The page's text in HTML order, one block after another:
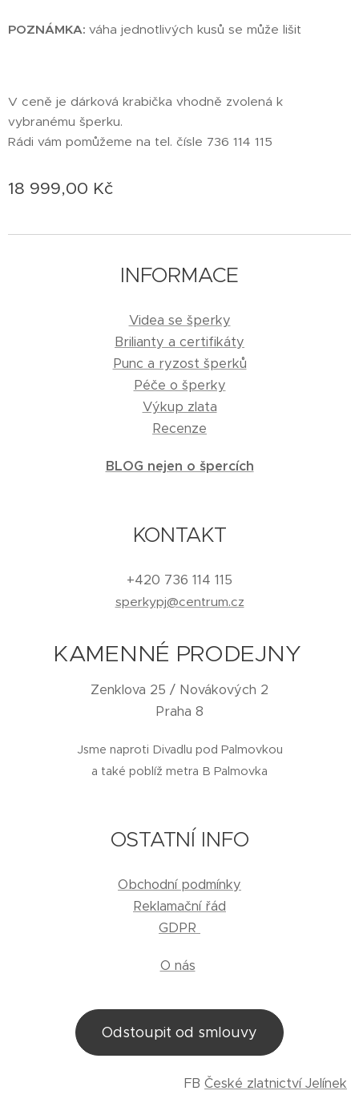
POZNÁMKA: váha jednotlivých kusů se může lišit
V ceně je dárková krabička vhodně zvolená k
vybranému šperku.
Rádi vám pomůžeme na tel. čísle 736 114 115
18 999,00 Kč
INFORMACE
Videa se šperky
Brilianty a certifikáty
Punc a ryzost šperků
Péče o šperky
Výkup zlata
Recenze
BLOG nejen o špercích
KONTAKT
+420 736 114 115
sperkypj@centrum.cz
KAMENNÉ PRODEJNY
Zenklova 25 / Novákových 2
Praha 8
Jsme naproti Divadlu pod Palmovkou
a také poblíž metra B Palmovka
OSTATNÍ INFO
Obchodní podmínky
Reklamační řád
GDPR
O nás
Odstoupit od smlouvy
FB České zlatnictví Jelínek